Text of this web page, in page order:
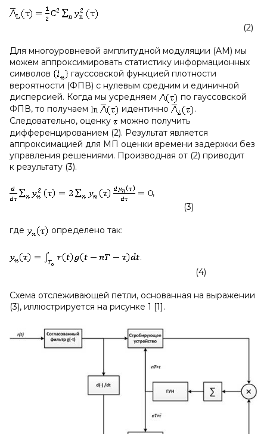
(2)
Для многоуровневой амплитудной модуляции (AM) мы
можем аппроксимировать статистику информационных
символов
гауссовской функцией плотности
вероятности (ФПВ) с нулевым средним и единичной
дисперсией. Когда мы усредняем
по гауссовской
ФПВ, то получаем
идентично
.
Следовательно, оценку
можно получить
дифференцированием (2). Результат является
аппроксимацией для МП оценки времени задержки без
управления решениями. Производная от (2) приводит
к результату (3).
,
(3)
где определено так:
.
(4)
Схема отслеживающей петли, основанная на выражении
(3), иллюстрируется на рисунке 1 [1].